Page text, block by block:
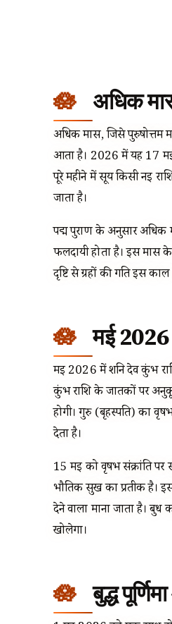
अधिक
अधिक मास, जिसे पुरुषोत्तम
आता है। 2026 में यह 17 मई
पूरे महीने में सूर्य किसी नई
जाता है।
पद्म पुराण के अनुसार अधिक
फलदायी होता है। इस मास
दृष्टि से ग्रहों की गति इस
मई 2026
मई 2026 में शनि देव कुंभ
कुंभ राशि के जातकों पर
होगी। गुरु (बृहस्पति) का
देता है।
15 मई को वृषभ संक्रांति पर
भौतिक सुख का प्रतीक है।
देने वाला माना जाता है। बुध
खोलेगा।
बुद्ध